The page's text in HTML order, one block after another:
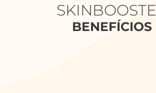
BENEFÍCIOS